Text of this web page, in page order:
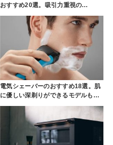
おすすめ20選。吸引力重視の…
電気シェーバーのおすすめ18選。肌
に優しい深剃りができるモデルも…